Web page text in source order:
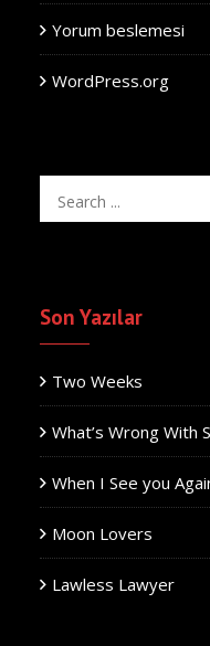
Yorum beslemesi
WordPress.org
Son Yazılar
Two Weeks
What’s Wrong With
When I See you
Moon Lovers
Lawless Lawyer